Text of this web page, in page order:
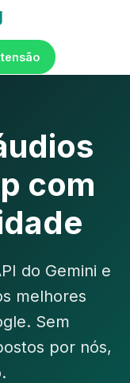
com
do Gemini e
melhores
Sem
por nós,